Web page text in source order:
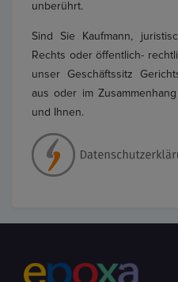
unberührt.
Sind Sie Kaufmann,
Rechts oder öffentlich-
unser Geschäftssitz
aus oder im
und Ihnen.